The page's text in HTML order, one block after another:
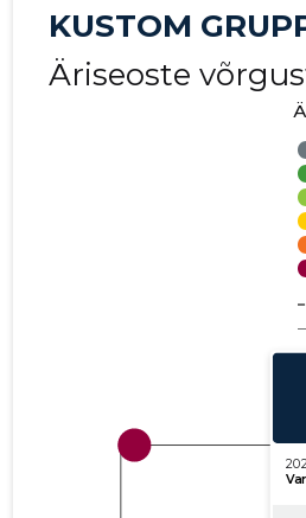
KUSTOM
Äriseoste